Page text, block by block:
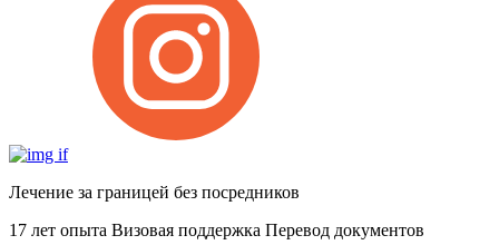
Лечение за границей без посредников
17 лет опыта Визовая поддержка Перевод документов